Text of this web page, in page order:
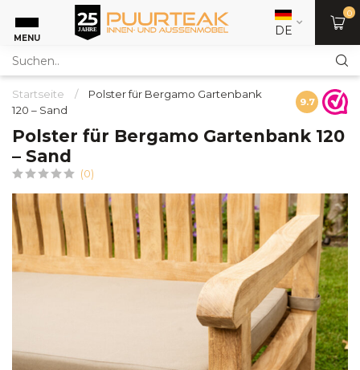
MENU DE
0
Startseite /
Polster für Bergamo Gartenbank
120 – Sand
9.7
Polster für Bergamo Gartenbank 120
– Sand
(0)